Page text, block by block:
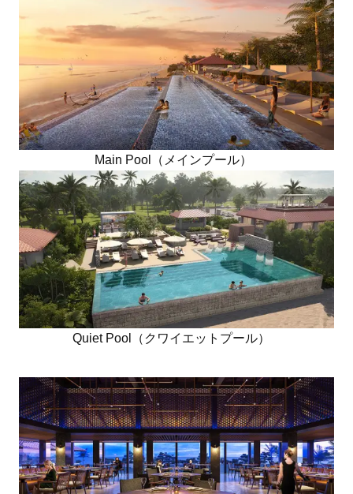
Main Pool（メインプール）
Quiet Pool（クワイエットプール）